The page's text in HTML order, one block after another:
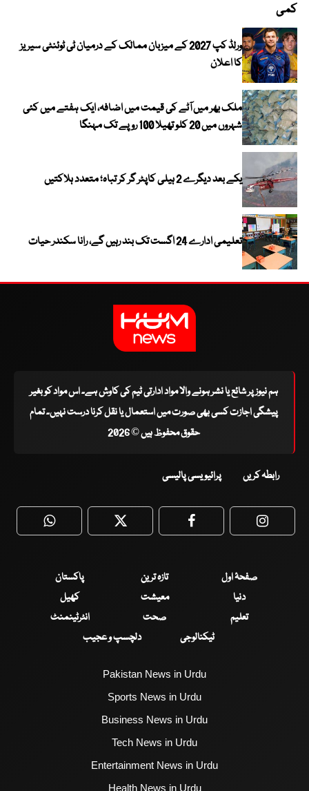
کمی
ورلڈ کپ 2027 کے میزبان ممالک کے درمیان ٹی ٹوئنٹی سیریز
کا اعلان
ملک بھر میں آٹے کی قیمت میں اضافہ، ایک ہفتے میں کئی
شہروں میں 20 کلو تھیلا 100 روپے تک مہنگا
یکے بعد دیگرے 2 ہیلی کاپٹر گر کر تباہ؛ متعدد ہلاکتیں
تعلیمی ادارے 24 اگست تک بند رہیں گے، رانا سکندر حیات
ہم نیوز پر شائع یا نشر ہونے والا مواد ادارتی ٹیم کی کاوش ہے۔ اس مواد کو بغیر
پیشگی اجازت کسی بھی صورت میں استعمال یا نقل کرنا درست نہیں۔ تمام
حقوق محفوظ ہیں © 2026
رابطہ کریں پرائیویسی پالیسی
WhatsApp Twitter Facebook
صفحۂ اول تازہ ترین
پاکستان
دنیا
معیشت
کھیل
تعلیم
صحت
انٹرٹینمنٹ
ٹیکنالوجی
دلچسپ و عجیب
Pakistan News in Urdu
Sports News in Urdu
Business News in Urdu
Tech News in Urdu
Entertainment News in Urdu
Health News in Urdu